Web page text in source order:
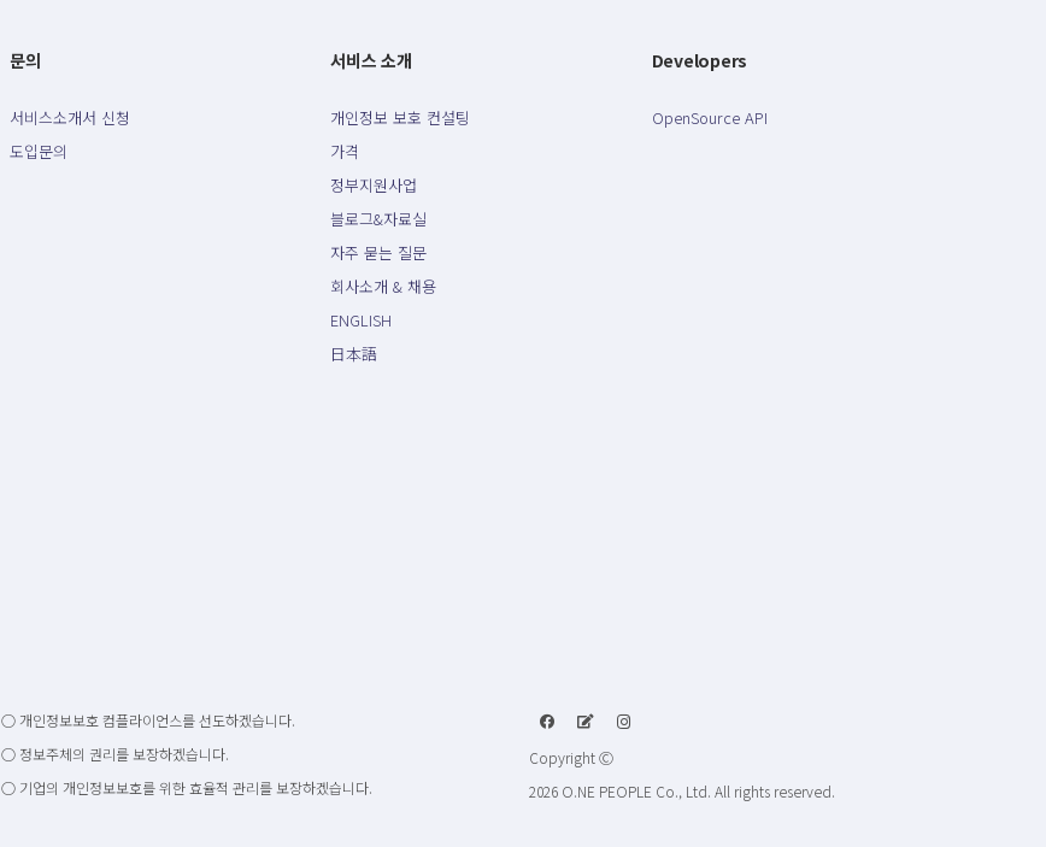
문의
서비스소개서 신청
도입문의
서비스 소개
개인정보 보호 컨설팅
가격
정부지원사업
블로그&자료실
자주 묻는 질문
회사소개 & 채용
ENGLISH
日本語
Developers
OpenSource API
○ 개인정보보호 컴플라이언스를 선도하겠습니다.
○ 정보주체의 권리를 보장하겠습니다.
○ 기업의 개인정보보호를 위한 효율적 관리를 보장하겠습니다.
Copyright Ⓒ
2026 O.NE PEOPLE Co., Ltd. All rights reserved.